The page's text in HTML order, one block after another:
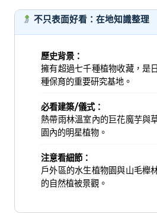
不只表面好看：在地知識整理
歷史背景：
擁有超過七千種植物收藏，是
種保育的重要研究基地。
必看建築/儀式：
熱帶雨林溫室內的巨花魔芋與
園內的明星植物。
注意看細節：
戶外區的水生植物園與山毛櫸
的自然植被景觀。